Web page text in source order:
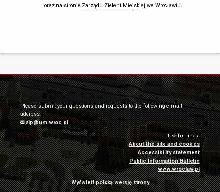
mieszkaniowej lub inwestycji towarzyszącej.
oraz na stronie Zarządu Zieleni Miejskiej we Wrocławiu.
Please submit your questions and requests to the following e-mail
address:
sip@um.wroc.pl
Useful links:
About the site and cookies
Accessibility statement
Public Information Bulletin
www.wroclaw.pl
Wyświetl polską wersję strony